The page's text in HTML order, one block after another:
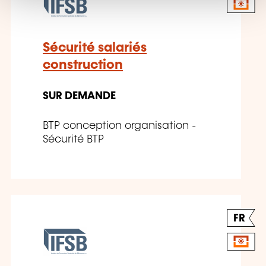
Sécurité salariés
construction
SUR DEMANDE
BTP conception organisation -
Sécurité BTP
FR